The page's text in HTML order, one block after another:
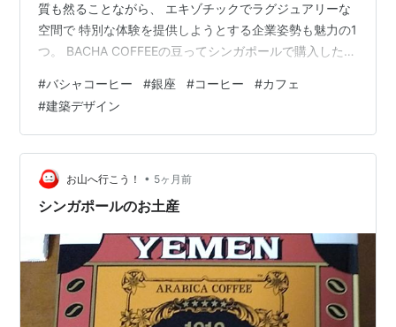
質も然ることながら、 エキゾチックでラグジュアリーな
空間で 特別な体験を提供しようとする企業姿勢も魅力の1
つ。 BACHA COFFEEの豆ってシンガポールで購入した時
（え！？？ヽ( ；∀；)ﾉ） それでもこの体験を求めて購入
したくなる魅力！ 箱とか素敵すぎるんだが。 そんな
BACHA COFFEE 昨年末、日本初のフラッグシップストア
が 銀座にオープンしましたね ^^ 銀座という地をセレク
トしたブランディング戦…
#バシャコーヒー #銀座 #コーヒー #カフェ
#建築デザイン
お山へ行こう！ • 5ヶ月前
シンガポールのお土産